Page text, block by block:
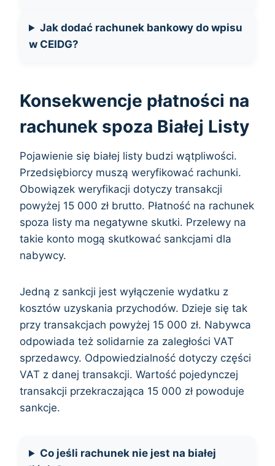
Jak dodać rachunek bankowy do wpisu
w CEIDG?
Konsekwencje płatności na
rachunek spoza Białej Listy
Pojawienie się białej listy budzi wątpliwości.
Przedsiębiorcy muszą weryfikować rachunki.
Obowiązek weryfikacji dotyczy transakcji
powyżej 15 000 zł brutto. Płatność na rachunek
spoza listy ma negatywne skutki. Przelewy na
takie konto mogą skutkować sankcjami dla
nabywcy.
Jedną z sankcji jest wyłączenie wydatku z
kosztów uzyskania przychodów. Dzieje się tak
przy transakcjach powyżej 15 000 zł. Nabywca
odpowiada też solidarnie za zaległości VAT
sprzedawcy. Odpowiedzialność dotyczy części
VAT z danej transakcji. Wartość pojedynczej
transakcji przekraczająca 15 000 zł powoduje
sankcje.
Co jeśli rachunek nie jest na białej